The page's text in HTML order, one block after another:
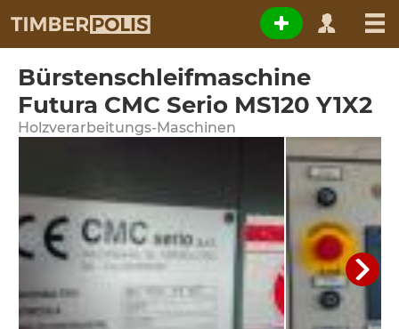
Bürstenschleifmaschine
Futura CMC Serio MS120 Y1X2
Holzverarbeitungs-Maschinen